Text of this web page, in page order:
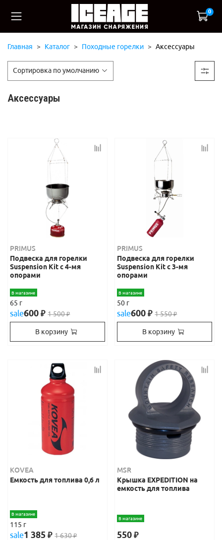
0
Главная Каталог Походные горелки Аксессуары
Аксессуары
PRIMUS
Подвеска для горелки
Suspension Kit с 4-мя
опорами
В магазине
65 г
sale600₽ 1 500₽
В корзину
PRIMUS
Подвеска для горелки
Suspension Kit с 3-мя
опорами
В магазине
50 г
sale600₽ 1 550₽
В корзину
KOVEA
Емкость для топлива 0,6 л
В магазине
115 г
sale1 385₽ 1 630₽
MSR
Крышка EXPEDITION на
емкость для топлива
В магазине
550₽